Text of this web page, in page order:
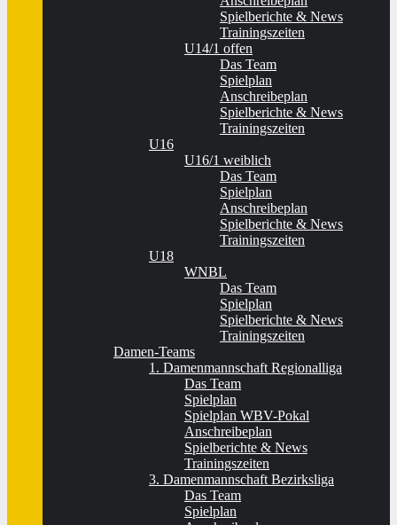
Spielberichte & News
Trainingszeiten
U14/1 offen
Das Team
Spielplan
Anschreibeplan
Spielberichte & News
Trainingszeiten
U16
U16/1 weiblich
Das Team
Spielplan
Anschreibeplan
Spielberichte & News
Trainingszeiten
U18
WNBL
Das Team
Spielplan
Spielberichte & News
Trainingszeiten
Damen-Teams
1. Damenmannschaft Regionalliga
Das Team
Spielplan
Spielplan WBV-Pokal
Anschreibeplan
Spielberichte & News
Trainingszeiten
3. Damenmannschaft Bezirksliga
Das Team
Spielplan